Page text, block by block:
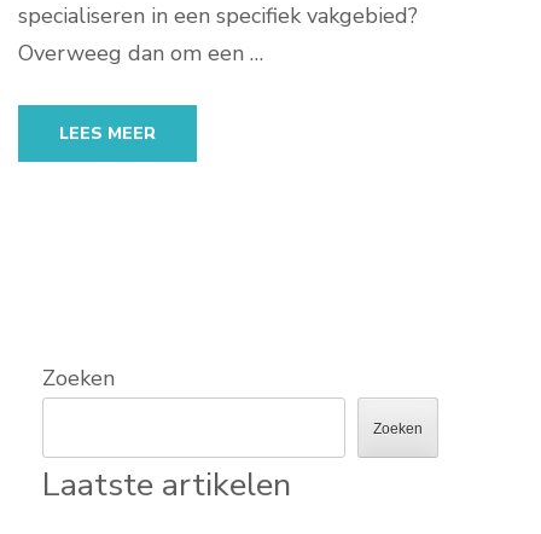
specialiseren in een specifiek vakgebied?
Overweeg dan om een …
LEES MEER
Zoeken
Zoeken
Laatste artikelen